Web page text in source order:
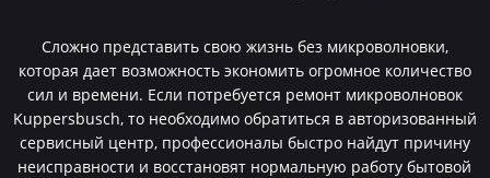
Сложно представить свою жизнь без микроволновки,
которая дает возможность экономить огромное количество
сил и времени. Если потребуется ремонт микроволновок
Kuppersbusch, то необходимо обратиться в авторизованный
сервисный центр, профессионалы быстро найдут причину
неисправности и восстановят нормальную работу бытовой